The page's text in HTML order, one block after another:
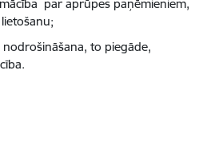
par aprūpes paņēmieniem,
to piegāde,